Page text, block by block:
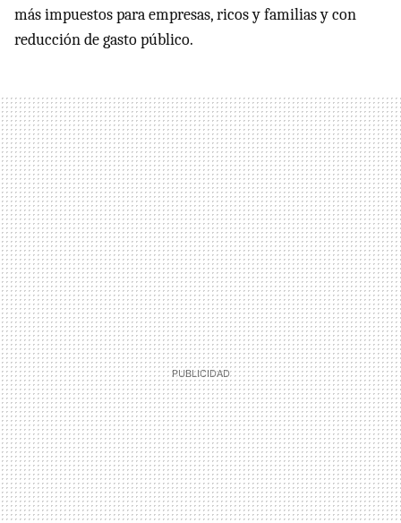
más impuestos para empresas, ricos y familias y con
reducción de gasto público.